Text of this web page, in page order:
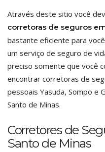
Através deste sitio você
corretoras de seguros
bastante eficiente para
um serviço de seguro de
preciso somente que você
encontrar corretoras de
pessoais Yasuda, Sompo e
Santo de Minas.
Corretores de
Santo de Minas